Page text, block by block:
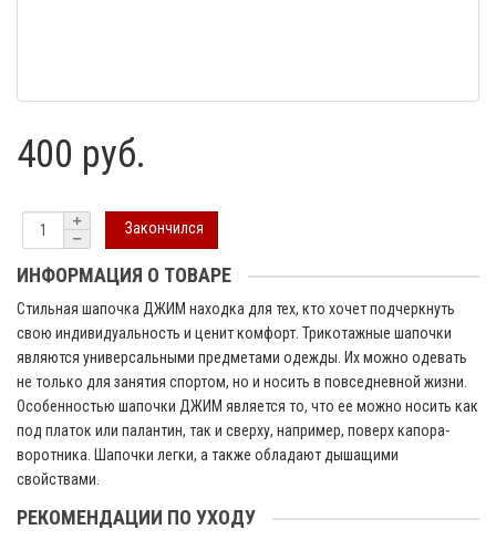
400 руб.
Закончился
ИНФОРМАЦИЯ О ТОВАРЕ
Стильная шапочка ДЖИМ находка для тех, кто хочет подчеркнуть
свою индивидуальность и ценит комфорт. Трикотажные шапочки
являются универсальными предметами одежды. Их можно одевать
не только для занятия спортом, но и носить в повседневной жизни.
Особенностью шапочки ДЖИМ является то, что ее можно носить как
под платок или палантин, так и сверху, например, поверх капора-
воротника. Шапочки легки, а также обладают дышащими
свойствами.
РЕКОМЕНДАЦИИ ПО УХОДУ